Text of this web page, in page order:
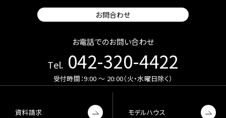
お問合わせ
お電話でのお問い合わせ
Tel. 042-320-4422
受付時間：9:00 〜 20:00（火・水曜日除く）
資料請求 モデルハウス